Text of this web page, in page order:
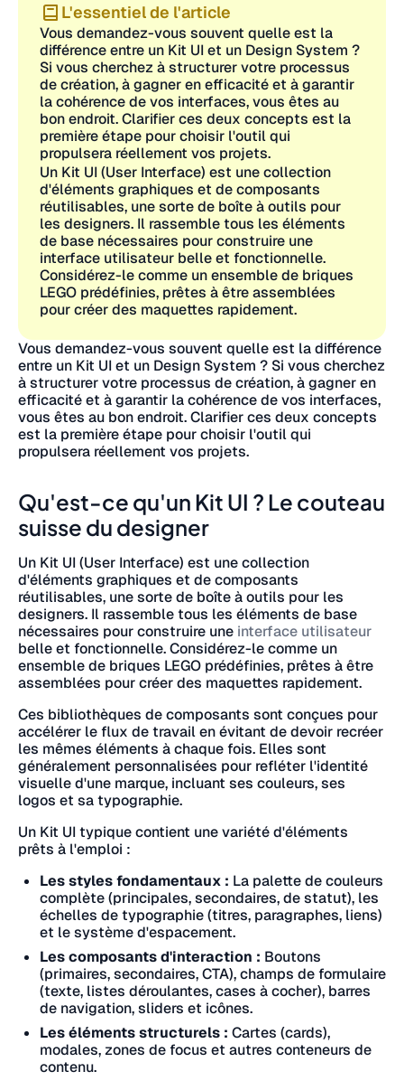
L'essentiel de l'article
Vous demandez-vous souvent quelle est la
différence entre un Kit UI et un Design System ?
Si vous cherchez à structurer votre processus
de création, à gagner en efficacité et à garantir
la cohérence de vos interfaces, vous êtes au
bon endroit. Clarifier ces deux concepts est la
première étape pour choisir l'outil qui
propulsera réellement vos projets.
Un Kit UI (User Interface) est une collection
d'éléments graphiques et de composants
réutilisables, une sorte de boîte à outils pour
les designers. Il rassemble tous les éléments
de base nécessaires pour construire une
interface utilisateur belle et fonctionnelle.
Considérez-le comme un ensemble de briques
LEGO prédéfinies, prêtes à être assemblées
pour créer des maquettes rapidement.
Vous demandez-vous souvent quelle est la différence
entre un Kit UI et un Design System ? Si vous cherchez
à structurer votre processus de création, à gagner en
efficacité et à garantir la cohérence de vos interfaces,
vous êtes au bon endroit. Clarifier ces deux concepts
est la première étape pour choisir l'outil qui
propulsera réellement vos projets.
Qu'est-ce qu'un Kit UI ? Le couteau
suisse du designer
Un Kit UI (User Interface) est une collection
d'éléments graphiques et de composants
réutilisables, une sorte de boîte à outils pour les
designers. Il rassemble tous les éléments de base
nécessaires pour construire une interface utilisateur
belle et fonctionnelle. Considérez-le comme un
ensemble de briques LEGO prédéfinies, prêtes à être
assemblées pour créer des maquettes rapidement.
Ces bibliothèques de composants sont conçues pour
accélérer le flux de travail en évitant de devoir recréer
les mêmes éléments à chaque fois. Elles sont
généralement personnalisées pour refléter l'identité
visuelle d'une marque, incluant ses couleurs, ses
logos et sa typographie.
Un Kit UI typique contient une variété d'éléments
prêts à l'emploi :
Les styles fondamentaux : La palette de couleurs
complète (principales, secondaires, de statut), les
échelles de typographie (titres, paragraphes, liens)
et le système d'espacement.
Les composants d'interaction : Boutons
(primaires, secondaires, CTA), champs de formulaire
(texte, listes déroulantes, cases à cocher), barres
de navigation, sliders et icônes.
Les éléments structurels : Cartes (cards),
modales, zones de focus et autres conteneurs de
contenu.